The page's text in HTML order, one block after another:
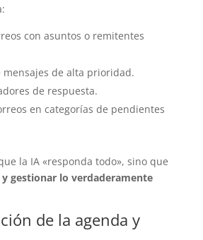
con asuntos o remitentes
de alta prioridad.
de respuesta.
en categorías de pendientes
la IA «responda todo», sino que
gestionar lo verdaderamente
de la agenda y